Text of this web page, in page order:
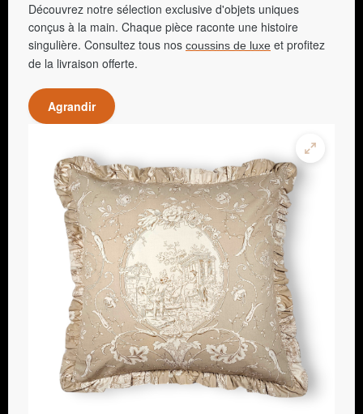
Découvrez notre sélection exclusive d'objets uniques
conçus à la main. Chaque pièce raconte une histoire
singulière. Consultez tous nos coussins de luxe et profitez
de la livraison offerte.
Agrandir